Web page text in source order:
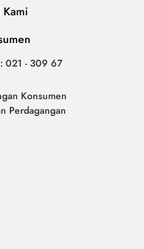
021 - 309 67
Konsumen
Perdagangan